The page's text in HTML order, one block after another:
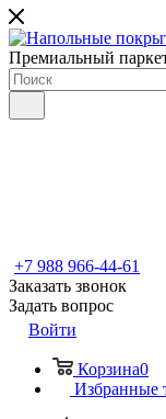
Премиальный
+7 988 966-44-61
Заказать звонок
Задать вопрос
Войти
Корзина0
Избранные